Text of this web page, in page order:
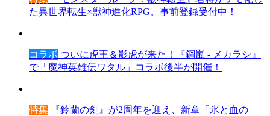
た異世界転生×獣神進化RPG。事前登録受付中！
コラボ ついに虎王＆影虎が来た！『鋼嵐 - メカラシ』
で「魔神英雄伝ワタル」コラボ後半が開催！
特集 『鈴蘭の剣』が2周年を迎え、新章「氷と血の